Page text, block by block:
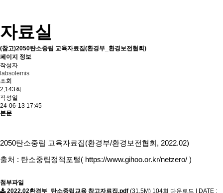
자료실
(참고)2050탄소중립 교육자료집(환경부_환경보전협회)
페이지 정보
작성자
labsolemis
조회
2,143회
작성일
24-06-13 17:45
본문
2050탄소중립 교육자료집(환경부/환경보전협회, 2022.02)
출처 : 탄소중립정책포털( https://www.gihoo.or.kr/netzero/ )
첨부파일
2022.02환경부_탄소중립교육 참고자료집.pdf (31.5M) 104회 다운로드 | DATE :